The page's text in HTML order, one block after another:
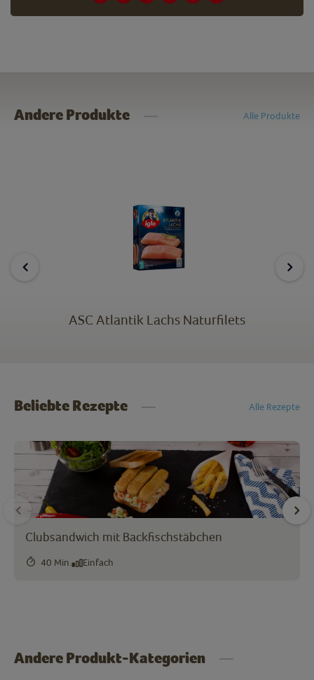
Andere Produkte Alle Produkte
ASC Atlantik Lachs Naturfilets
Beliebte Rezepte Alle Rezepte
Clubsandwich mit Backfischstäbchen
40 Min. Einfach
Andere Produkt-Kategorien